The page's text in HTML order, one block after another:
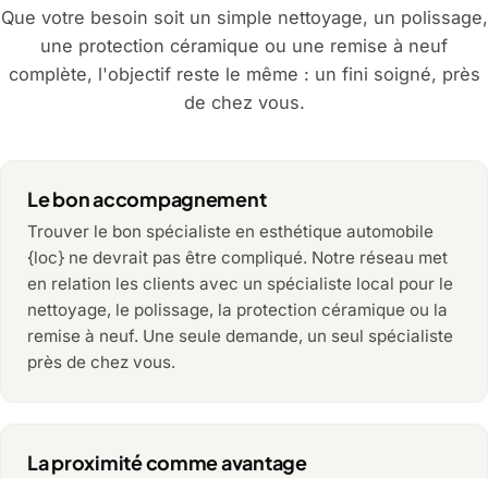
Que votre besoin soit un simple nettoyage, un polissage,
une protection céramique ou une remise à neuf
complète, l'objectif reste le même : un fini soigné, près
de chez vous.
Le bon accompagnement
Trouver le bon spécialiste en esthétique automobile
{loc} ne devrait pas être compliqué. Notre réseau met
en relation les clients avec un spécialiste local pour le
nettoyage, le polissage, la protection céramique ou la
remise à neuf. Une seule demande, un seul spécialiste
près de chez vous.
La proximité comme avantage